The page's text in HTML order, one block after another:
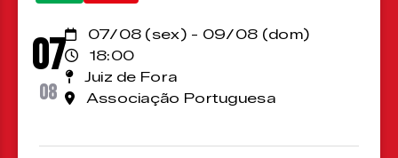
07
08
07/08 (sex) - 09/08 (dom)
18:00
Juiz de Fora
Associação Portuguesa